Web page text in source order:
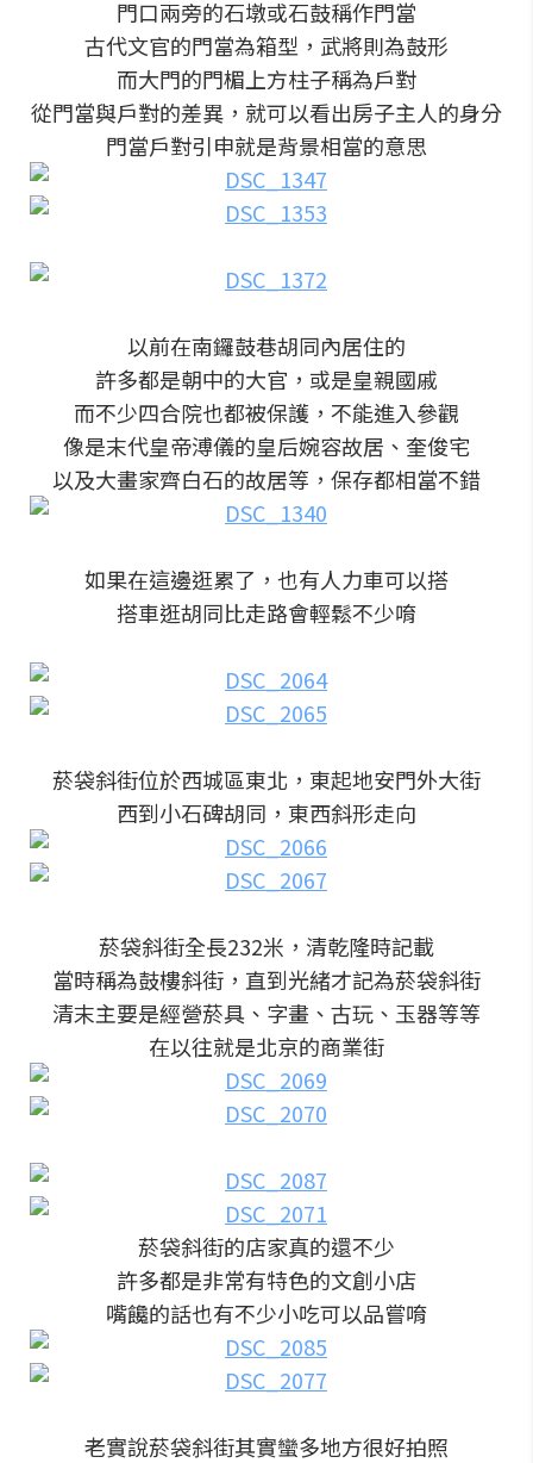
門口兩旁的石墩或石鼓稱作門當
古代文官的門當為箱型，武將則為鼓形
而大門的門楣上方柱子稱為戶對
從門當與戶對的差異，就可以看出房子主人的身分
門當戶對引申就是背景相當的意思
以前在南鑼鼓巷胡同內居住的
許多都是朝中的大官，或是皇親國戚
而不少四合院也都被保護，不能進入參觀
像是末代皇帝溥儀的皇后婉容故居、奎俊宅
以及大畫家齊白石的故居等，保存都相當不錯
如果在這邊逛累了，也有人力車可以搭
搭車逛胡同比走路會輕鬆不少唷
菸袋斜街位於西城區東北，東起地安門外大街
西到小石碑胡同，東西斜形走向
菸袋斜街全長232米，清乾隆時記載
當時稱為鼓樓斜街，直到光緒才記為菸袋斜街
清末主要是經營菸具、字畫、古玩、玉器等等
在以往就是北京的商業街
菸袋斜街的店家真的還不少
許多都是非常有特色的文創小店
嘴饞的話也有不少小吃可以品嘗唷
老實說菸袋斜街其實蠻多地方很好拍照